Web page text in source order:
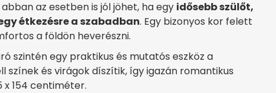
abban az esetben is jól jöhet, ha egy idősebb szülőt,
étkezésre a szabadban. Egy bizonyos kor felett
a földön heverészni.
szintén egy praktikus és mutatós eszköz a
színek és virágok díszítik, így igazán romantikus
x 154 centiméter.